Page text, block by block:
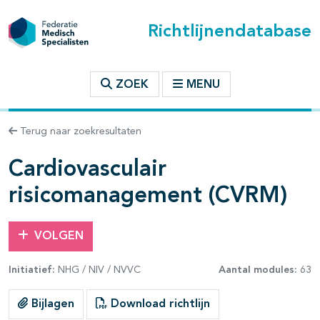
Richtlijnendatabase
ZOEK MENU
Terug naar zoekresultaten
Cardiovasculair
risicomanagement (CVRM)
VOLGEN
Initiatief: NHG / NIV / NVVC Aantal modules: 63
Bijlagen Download richtlijn
binnen deze richtlijn
open- en dichtklappen